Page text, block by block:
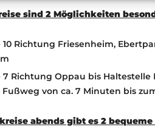
sind 2 Möglichkeiten
10 Richtung Friesenheim,
7 Richtung Oppau bis Haltestelle
von ca. 7 Minuten bis
abends gibt es 2